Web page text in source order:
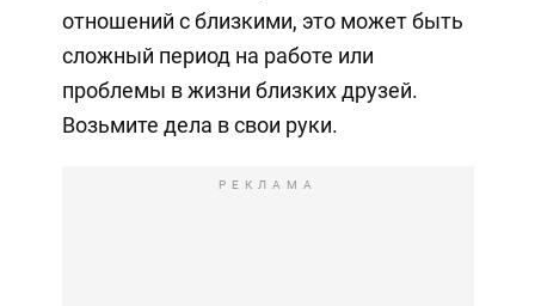
отношений с близкими, это может быть
сложный период на работе или
проблемы в жизни близких друзей.
Возьмите дела в свои руки.
РЕКЛАМА